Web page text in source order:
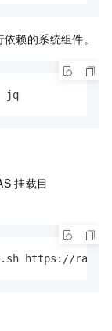
赖的系统组件。
jq
挂载目
https://